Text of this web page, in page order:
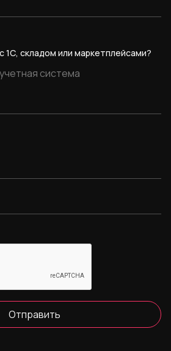
1С, складом или маркетплейсами?
Отправить